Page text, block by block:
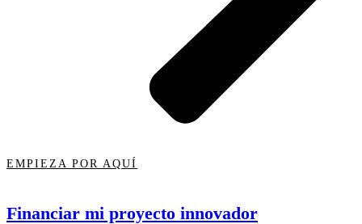
EMPIEZA POR AQUÍ
Financiar mi proyecto innovador